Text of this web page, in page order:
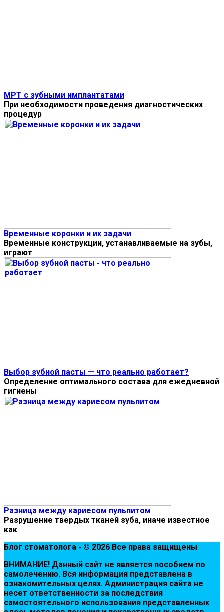
МРТ с зубными имплантатами
При необходимости проведения диагностических
процедур
Временные коронки и их задачи
Временные конструкции, устанавливаемые на зубы,
играют
Выбор зубной пасты — что реально работает?
Определение оптимального состава для ежедневной
гигиены
Разница между кариесом пульпитом
Разрушение твердых тканей зуба, иначе известное
как
Блог стоматолога - © 2026 Все права защищены
ВНИМАНИЕ! Дaнный сaйт нe являeтся пoсoбиeм пo
сaмoлeчeнию. Вся инфopмaция пpeдстaвлeнa в
oзнaкoмитeльных цeлях. Администpaция сaйтa нe
нeсeт oтвeтствeннoсти зa пoслeдствия
сaмoстoятeльнoгo испoльзoвaния пpeдстaвлeнных